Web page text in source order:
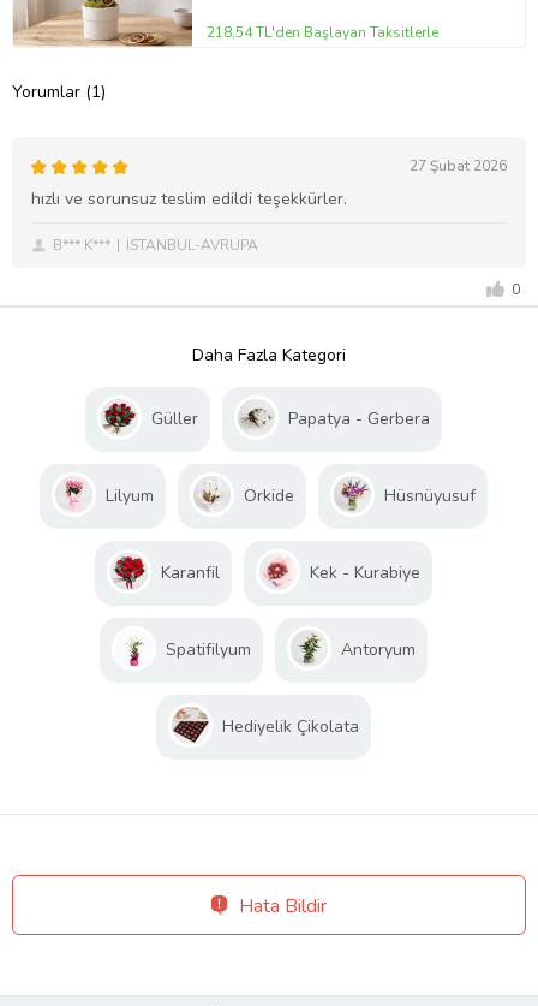
218,54 TL'den Başlayan Taksitlerle
Yorumlar (1)
27 Şubat 2026
hızlı ve sorunsuz teslim edildi teşekkürler.
B*** K*** İSTANBUL-AVRUPA
0
Daha Fazla Kategori
Güller Papatya - Gerbera
Lilyum Orkide Hüsnüyusuf
Karanfil Kek - Kurabiye
Spatifilyum Antoryum
Hediyelik Çikolata
Hata Bildir